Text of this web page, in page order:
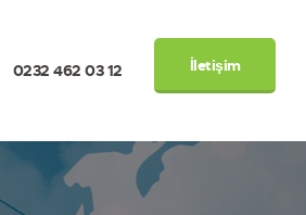
0232 462 03 12 İletişim